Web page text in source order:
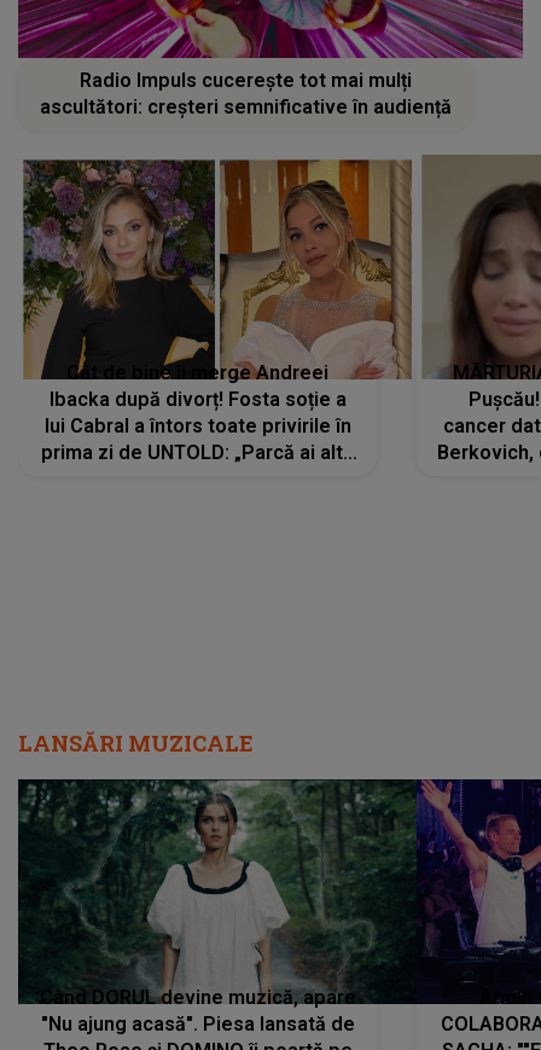
Radio Impuls cucerește tot mai mulți
ascultători: creșteri semnificative în audiență
Cât de bine îi merge Andreei
Ibacka după divorț! Fosta soție a
lui Cabral a întors toate privirile în
prima zi de UNTOLD: „Parcă ai altă
cancer
Berkovich,
LANSĂRI MUZICALE
Când DORUL devine muzică, apare
"Nu ajung acasă". Piesa lansată de